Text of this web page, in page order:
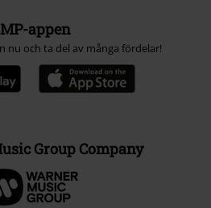
appen
nu och ta del av många fördelar!
Group Company